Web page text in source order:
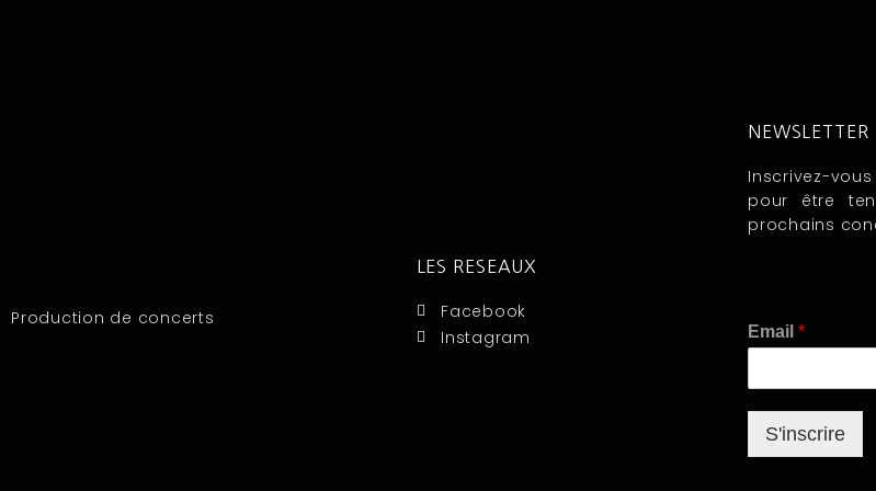
Production de concerts
LES RESEAUX
Facebook
Instagram
NEWSLETTER
Inscrivez-
pour être
prochains
E
m
i
l
Email *
S'inscrire